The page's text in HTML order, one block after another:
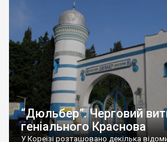
“Дюльбер”. Черговий
геніального Краснова
У Кореїзі розташовано декілька